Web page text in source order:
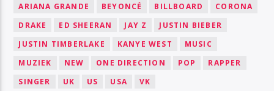
ARIANA GRANDE
BEYONCÉ BILLBOARD
CORONA
DRAKE
ED SHEERAN JAY Z
JUSTIN BIEBER
JUSTIN TIMBERLAKE
KANYE WEST
MUSIC
MUZIEK
NEW ONE DIRECTION POP
RAPPER
SINGER
UK US USA VK